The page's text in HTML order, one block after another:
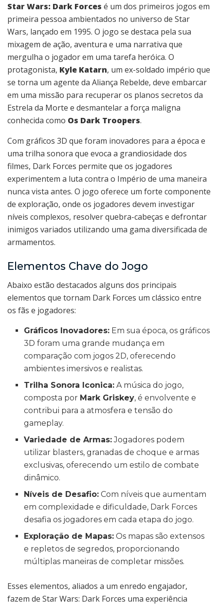
Star Wars: Dark Forces é um dos primeiros jogos em
primeira pessoa ambientados no universo de Star
Wars, lançado em 1995. O jogo se destaca pela sua
mixagem de ação, aventura e uma narrativa que
mergulha o jogador em uma tarefa heróica. O
protagonista, Kyle Katarn, um ex-soldado império que
se torna um agente da Aliança Rebelde, deve embarcar
em uma missão para recuperar os planos secretos da
Estrela da Morte e desmantelar a força maligna
conhecida como Os Dark Troopers.
Com gráficos 3D que foram inovadores para a época e
uma trilha sonora que evoca a grandiosidade dos
filmes, Dark Forces permite que os jogadores
experimentem a luta contra o Império de uma maneira
nunca vista antes. O jogo oferece um forte componente
de exploração, onde os jogadores devem investigar
níveis complexos, resolver quebra-cabeças e defrontar
inimigos variados utilizando uma gama diversificada de
armamentos.
Elementos Chave do Jogo
Abaixo estão destacados alguns dos principais
elementos que tornam Dark Forces um clássico entre
os fãs e jogadores:
Gráficos Inovadores: Em sua época, os gráficos
3D foram uma grande mudança em
comparação com jogos 2D, oferecendo
ambientes imersivos e realistas.
Trilha Sonora Iconica: A música do jogo,
composta por Mark Griskey, é envolvente e
contribui para a atmosfera e tensão do
gameplay.
Variedade de Armas:Jogadores podem
utilizar blasters, granadas de choque e armas
exclusivas, oferecendo um estilo de combate
dinâmico.
Níveis de Desafio: Com níveis que aumentam
em complexidade e dificuldade, Dark Forces
desafia os jogadores em cada etapa do jogo.
Exploração de Mapas: Os mapas são extensos
e repletos de segredos, proporcionando
múltiplas maneiras de completar missões.
Esses elementos, aliados a um enredo engajador,
fazem de Star Wars: Dark Forces uma experiência